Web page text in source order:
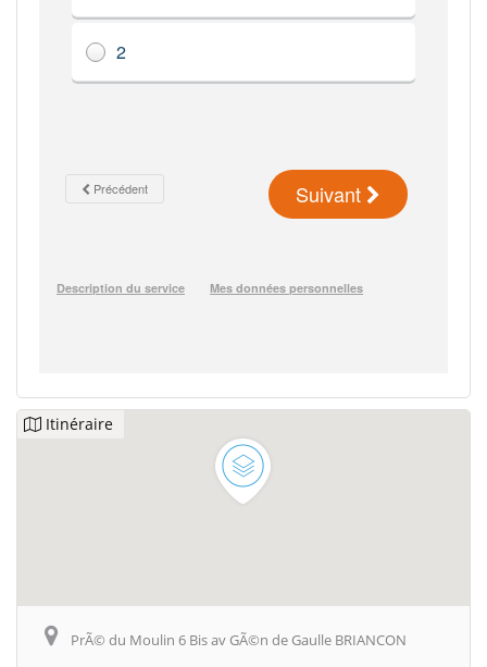
Itinéraire
PrÃ© du Moulin 6 Bis av GÃ©n de Gaulle BRIANCON